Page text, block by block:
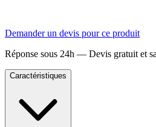
Demander un devis pour ce produit
Réponse sous 24h — Devis gratuit et
Caractéristiques